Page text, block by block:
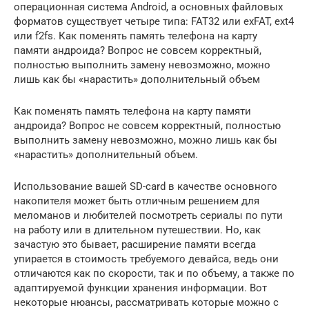
операционная система Android, а основных файловых
форматов существует четыре типа: FAT32 или exFAT, ext4
или f2fs. Как поменять память телефона на карту
памяти андроида? Вопрос не совсем корректный,
полностью выполнить замену невозможно, можно
лишь как бы «нарастить» дополнительный объем
Как поменять память телефона на карту памяти
андроида? Вопрос не совсем корректный, полностью
выполнить замену невозможно, можно лишь как бы
«нарастить» дополнительный объем.
Использование вашей SD-card в качестве основного
накопителя может быть отличным решением для
меломанов и любителей посмотреть сериалы по пути
на работу или в длительном путешествии. Но, как
зачастую это бывает, расширение памяти всегда
упирается в стоимость требуемого девайса, ведь они
отличаются как по скорости, так и по объему, а также по
адаптируемой функции хранения информации. Вот
некоторые нюансы, рассматривать которые можно с